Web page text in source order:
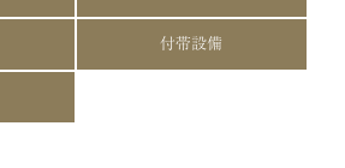
付帯設備